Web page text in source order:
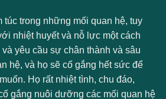
túc trong những mối quan hệ, tuy
nhiệt huyết và nỗ lực một cách
yêu cầu sự chân thành và sâu
hệ, và họ sẽ cố gắng hết sức để
Họ rất nhiệt tình, chu đáo,
gắng nuôi dưỡng các mối quan hệ